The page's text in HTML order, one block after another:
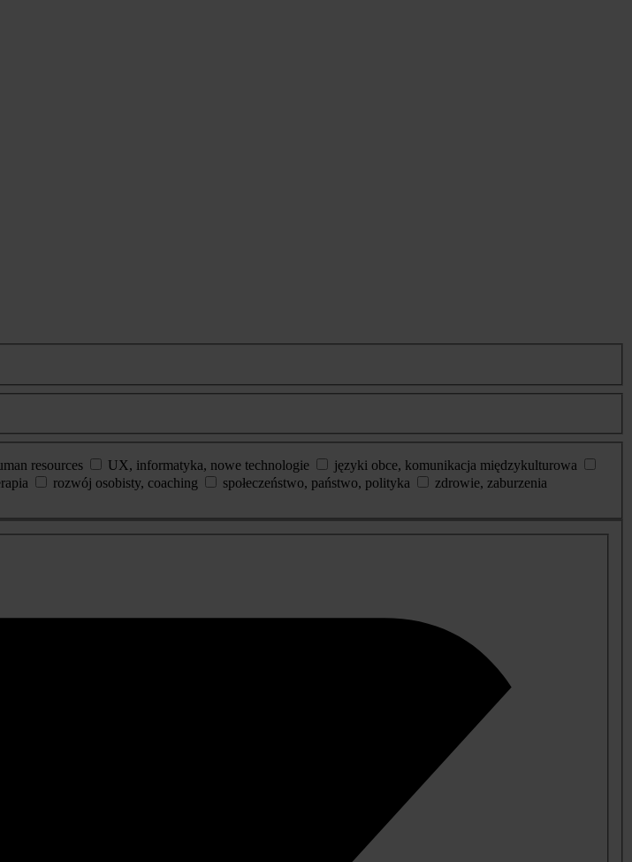
resources UX, informatyka, nowe technologie
języki obce, komunikacja międzykulturowa
rozwój osobisty, coaching społeczeństwo, państwo, polityka
zdrowie, zaburzenia